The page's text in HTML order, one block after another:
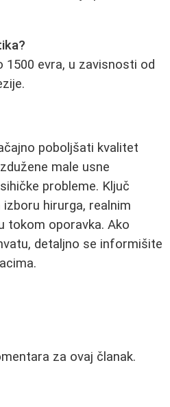
1500 evra, u zavisnosti od
poboljšati kvalitet
male usne
probleme. Ključ
hirurga, realnim
tokom oporavka. Ako
detaljno se informišite
za ovaj članak.